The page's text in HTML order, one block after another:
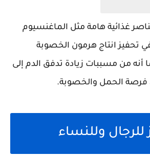
غذائية هامة مثل الماغنسيوم
تحفيز انتاج هرمون الخصوبة
أنه من مسببات زيادة تدفق الدم إلى
فرصة الحمل والخصوبة.
للرجال وللنساء